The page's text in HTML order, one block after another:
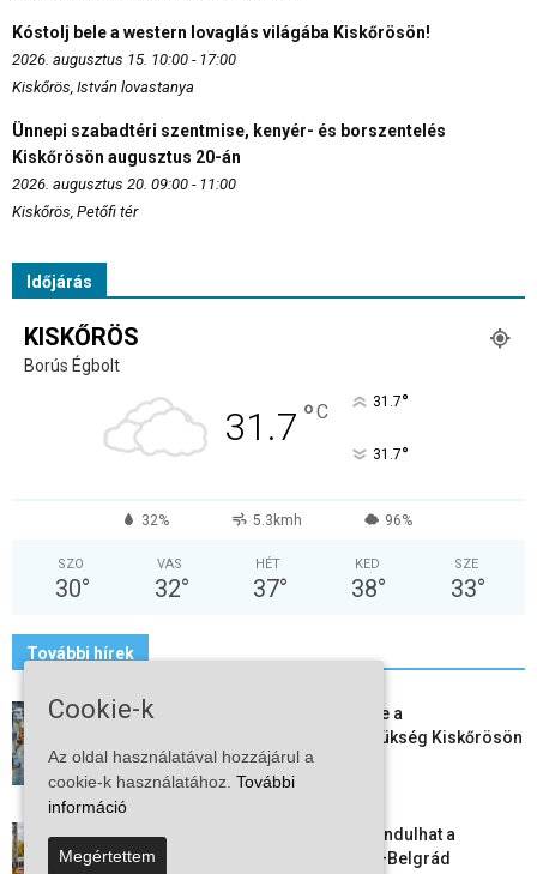
Kóstolj bele a western lovaglás világába Kiskőrösön!
2026. augusztus 15. 10:00 - 17:00
Kiskőrös, István lovastanya
Ünnepi szabadtéri szentmise, kenyér- és borszentelés
Kiskőrösön augusztus 20-án
2026. augusztus 20. 09:00 - 11:00
Kiskőrös, Petőfi tér
Időjárás
KISKŐRÖS
Borús Égbolt
31.7 °C 31.7°
31.7°
32% 5.3kmh 96%
SZO
30°
VAS
32°
HÉT
37°
KED
38°
SZE
33°
További hírek
Aktuális állásajánlatok: ezekre a
munkavállalókra van most szükség Kiskőrösön
és a...
2026-08-07
Vitézy Dávid: már ősszel újraindulhat a
személyszállítás a Budapest–Belgrád
Cookie-k
Az oldal használatával hozzájárul a
cookie-k használatához. További
információ
Megértettem